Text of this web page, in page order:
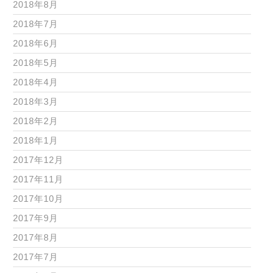
2018年8月
2018年7月
2018年6月
2018年5月
2018年4月
2018年3月
2018年2月
2018年1月
2017年12月
2017年11月
2017年10月
2017年9月
2017年8月
2017年7月